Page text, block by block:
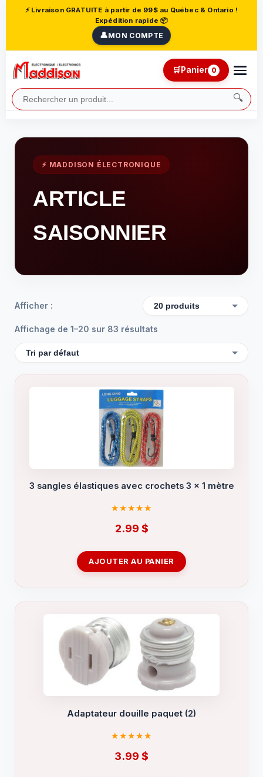
⚡ Livraison GRATUITE à partir de 99$ au Québec & Ontario !
Expédition rapide 📦
👤MON COMPTE
🔍
🛒Panier 0
⚡ MADDISON ÉLECTRONIQUE
ARTICLE
SAISONNIER
Afficher :
Affichage de 1–20 sur 83 résultats
3 sangles élastiques avec crochets 3 x 1 mètre
2.99 $
AJOUTER AU PANIER
Adaptateur douille paquet (2)
3.99 $